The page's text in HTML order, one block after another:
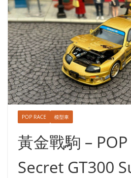
POP RACE 模型車
黃金戰駒 –
Secret GT300